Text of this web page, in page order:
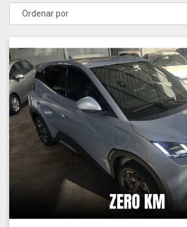
Ordenar por